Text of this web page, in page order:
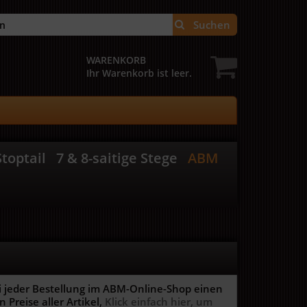
Suchen
WARENKORB
Ihr Warenkorb ist leer.
7 & 8-saitige Stege ABM
Bestellung im ABM-Online-Shop einen
Preise aller Artikel, Klick einfach hier, um